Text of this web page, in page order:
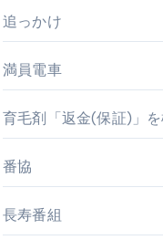
#美容 #健康 #雑学
すめ・選び方・洗い方
たの寝室に最適解を出
足腰と体幹”を育てる
で実現する究極の旅
追っかけ
満員電車
育毛剤「返金(保証)」を
番協
長寿番組